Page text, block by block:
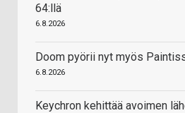
64:llä
6.8.2026
Doom pyörii nyt myös
6.8.2026
Keychron kehittää avoimen